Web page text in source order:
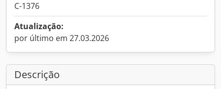
C-1376
Atualização:
por último em 27.03.2026
Descrição